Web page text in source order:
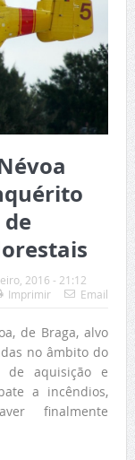
2016 - 21:12
Imprimir
Email
de Braga, alvo
no âmbito do
de aquisição e
a incêndios,
finalmente